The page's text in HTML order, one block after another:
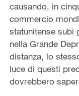
causando, in
commercio
statunitense subì
nella Grande
distanza, lo
luce di questi
dovrebbero